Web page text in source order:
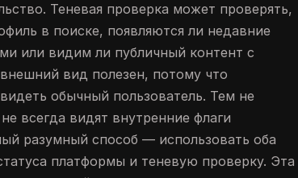
Теневая проверка может проверять,
в поиске, появляются ли недавние
или видим ли публичный контент с
вид полезен, потому что
обычный пользователь. Тем не
всегда видят внутренние флаги
разумный способ — использовать оба
платформы и теневую проверку. Эта